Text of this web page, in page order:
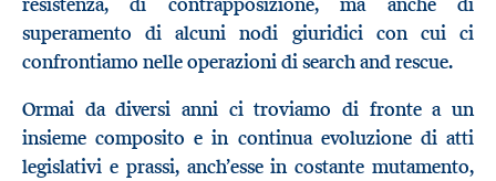
superamento di alcuni nodi giuridici con cui ci
confrontiamo nelle operazioni di search and rescue.
Ormai da diversi anni ci troviamo di fronte a un
insieme composito e in continua evoluzione di atti
legislativi e prassi, anch’esse in costante mutamento,